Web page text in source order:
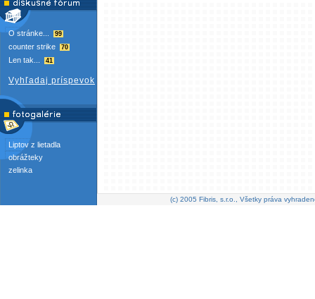
O stránke... 99
counter strike 70
Len tak... 41
Vyhľadaj príspevok
Liptov z lietadla
obrážteky
zelinka
(c) 2005 Fibris, s.r.o., Všetky práva